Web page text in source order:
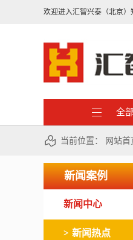
欢迎进入汇智兴泰（北京）
全
当前位置： 网站首
新闻案例
新闻中心
新闻热点